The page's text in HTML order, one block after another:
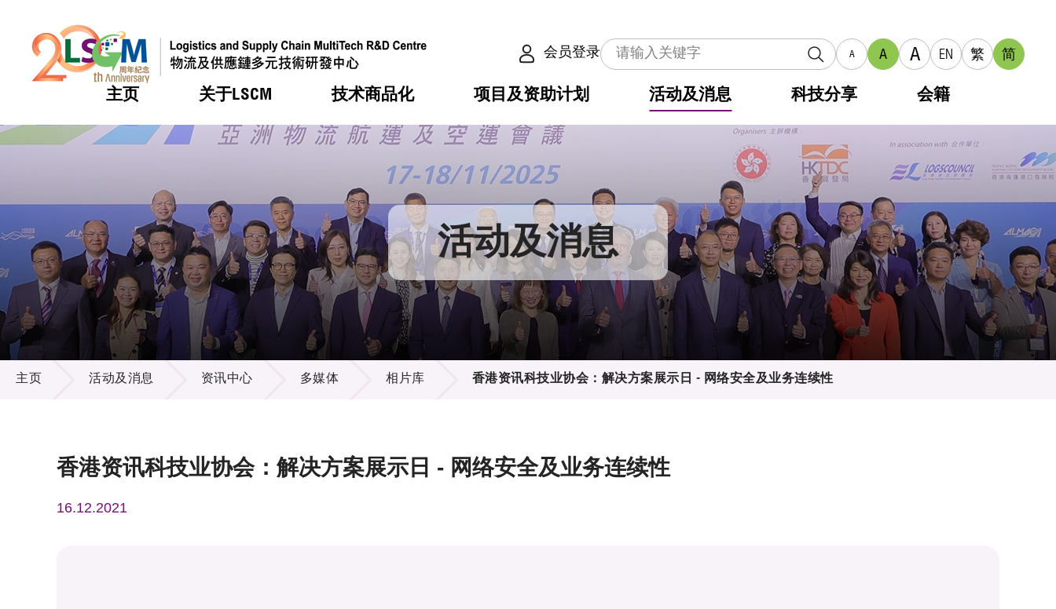
会员登录 A A A EN 繁 简
主页 关于LSCM
热门 机构简介
组织架构
组织架构
董事局
研究顾问
招标通告
技术商品化
热门 服务
可获授权之技术
应用于公共服务之创新技术
重点项目
项目及资助计划
热门 合作计划
资助计划
资助计划
税务优惠
申请
评审
征求研发项目计划书
项目资料库
活动及消息
热门 活动
奖项
新闻中心
媒体报导
新闻稿
资讯中心
多媒体
出版刊物
科技分享 会籍
热门 会籍及服务
会员列表
会员登入 活动及消息
活动及消息
主页 活动及消息 资讯中心 多媒体 相片库 香港资讯科技业协会：解决方案展示日 - 网络安全及业务连续性
香港资讯科技业协会：解决方案展示日 - 网络安全及业务连续性
16.12.2021